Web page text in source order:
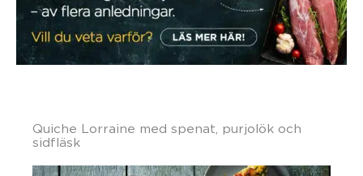
Quiche Lorraine med spenat, purjolök och
sidfläsk